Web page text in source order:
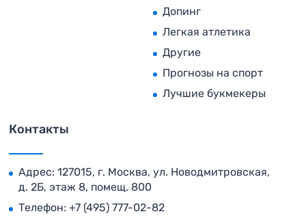
Допинг
Легкая атлетика
Другие
Прогнозы на спорт
Лучшие букмекеры
Контакты
Адрес: 127015, г. Москва, ул. Новодмитровская,
д. 2Б, этаж 8, помещ. 800
Телефон: +7 (495) 777-02-82